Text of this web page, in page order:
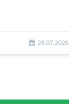
28.07.2026